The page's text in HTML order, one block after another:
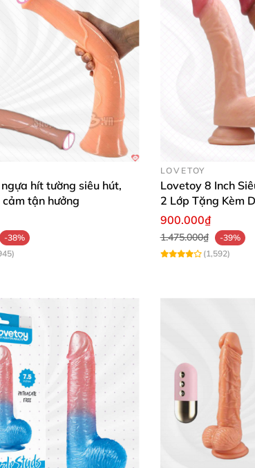
giúp lớp da bên ngoài trượt mượt mà, tạo
trải nghiệm khi dùng.
sản phẩm trong quá trình thủ dâm, giúp
ấm và xà phòng, an toàn cho sức khỏe
giới, đáp ứng mong muốn cảm giác tự nhiên,
có thiết kế chân thực, khiến mình cảm
trượt mượt, cho cảm giác thật chưa từng
vệ sinh, tạo cảm giác an toàn tối đa. Đây
hít tường siêu hút,
tận hưởng
-38%
LOVETOY
Lovetoy 8 Inch
2 Lớp Tặng Kèm
900.000₫
1.475.000₫
-39%
(1,592)